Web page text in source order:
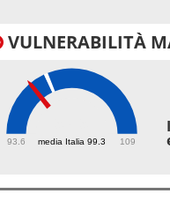
VULNERABILITÀ
media Italia 99.3
93.6 109